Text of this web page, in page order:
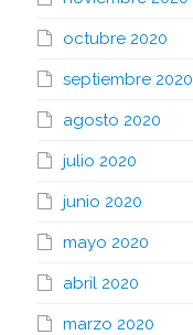
octubre 2020
septiembre 2020
agosto 2020
julio 2020
junio 2020
mayo 2020
abril 2020
marzo 2020